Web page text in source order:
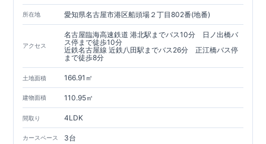
所在地 愛知県名古屋市港区船頭場２丁目802番(地番)
アクセス
名古屋臨海高速鉄道 港北駅までバス10分 日ノ出橋バ
ス停まで徒歩10分
近鉄名古屋線 近鉄八田駅までバス26分 正江橋バス停
まで徒歩8分
土地面積 166.91㎡
建物面積 110.95㎡
間取り 4LDK
カースペース 3台